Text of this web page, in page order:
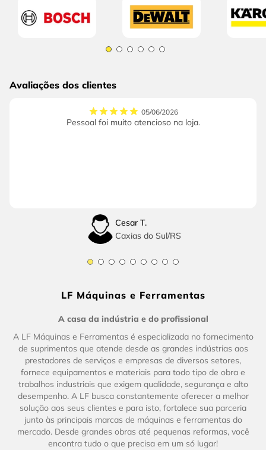
Avaliações dos clientes
05/06/2026
Pessoal foi muito atencioso na loja.
Cesar T.
Caxias do Sul/RS
LF Máquinas e Ferramentas
A casa da indústria e do profissional
A LF Máquinas e Ferramentas é especializada no fornecimento
de suprimentos que atende desde as grandes indústrias aos
prestadores de serviços e empresas de diversos setores,
fornece equipamentos e materiais para todo tipo de obra e
trabalhos industriais que exigem qualidade, segurança e alto
desempenho. A LF busca constantemente oferecer a melhor
solução aos seus clientes e para isto, fortalece sua parceria
junto às principais marcas de máquinas e ferramentas do
mercado. Desde grandes obras até pequenas reformas, você
encontra tudo o que precisa em um só lugar!